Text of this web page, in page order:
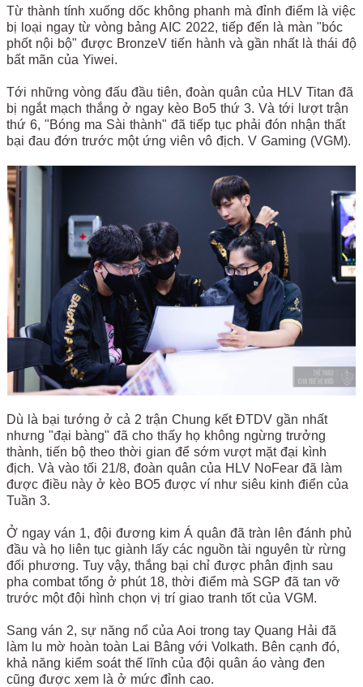
Từ thành tính xuống dốc không phanh mà đỉnh điểm là việc
bị loại ngay từ vòng bảng AIC 2022, tiếp đến là màn "bóc
phốt nội bộ" được BronzeV tiến hành và gần nhất là thái độ
bất mãn của Yiwei.
Tới những vòng đấu đầu tiên, đoàn quân của HLV Titan đã
bị ngắt mạch thắng ở ngay kèo Bo5 thứ 3. Và tới lượt trận
thứ 6, "Bóng ma Sài thành" đã tiếp tục phải đón nhận thất
bại đau đớn trước một ứng viên vô địch. V Gaming (VGM).
Dù là bại tướng ở cả 2 trận Chung kết ĐTDV gần nhất
nhưng "đại bàng" đã cho thấy họ không ngừng trưởng
thành, tiến bộ theo thời gian để sớm vượt mặt đại kình
địch. Và vào tối 21/8, đoàn quân của HLV NoFear đã làm
được điều này ở kèo BO5 được ví như siêu kinh điển của
Tuần 3.
Ở ngay ván 1, đội đương kim Á quân đã tràn lên đánh phủ
đầu và họ liên tục giành lấy các nguồn tài nguyên từ rừng
đối phương. Tuy vậy, thắng bại chỉ được phân định sau
pha combat tổng ở phút 18, thời điểm mà SGP đã tan vỡ
trước một đội hình chọn vị trí giao tranh tốt của VGM.
Sang ván 2, sự năng nổ của Aoi trong tay Quang Hải đã
làm lu mờ hoàn toàn Lai Bâng với Volkath. Bên cạnh đó,
khả năng kiểm soát thế lĩnh của đội quân áo vàng đen
cũng được xem là ở mức đỉnh cao.